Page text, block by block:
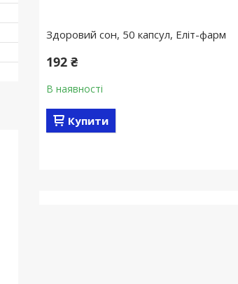
Здоровий сон, 50 капсул, Еліт-фарм
192 ₴
В наявності
Купити